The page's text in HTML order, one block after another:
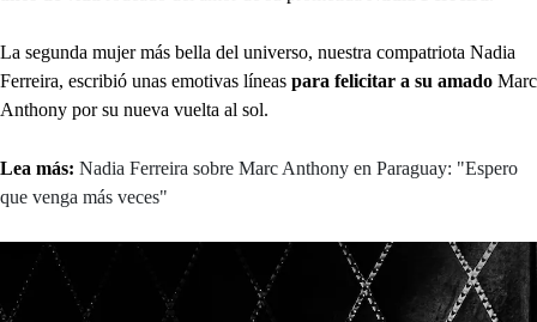
La segunda mujer más bella del universo, nuestra compatriota Nadia
Ferreira, escribió unas emotivas líneas para felicitar a su amado Marc
Anthony por su nueva vuelta al sol.
Lea más: Nadia Ferreira sobre Marc Anthony en Paraguay: "Espero
que venga más veces"